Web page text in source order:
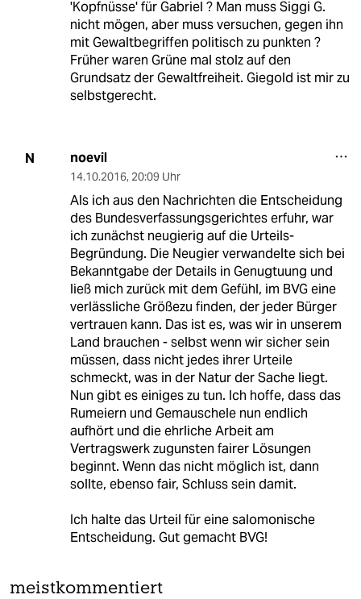
'Kopfnüsse' für Gabriel ? Man muss Siggi G.
nicht mögen, aber muss versuchen, gegen ihn
mit Gewaltbegriffen politisch zu punkten ?
Früher waren Grüne mal stolz auf den
Grundsatz der Gewaltfreiheit. Giegold ist mir zu
selbstgerecht.
N noevil
14.10.2016, 20:09 Uhr
Als ich aus den Nachrichten die Entscheidung
des Bundesverfassungsgerichtes erfuhr, war
ich zunächst neugierig auf die Urteils-
Begründung. Die Neugier verwandelte sich bei
Bekanntgabe der Details in Genugtuung und
ließ mich zurück mit dem Gefühl, im BVG eine
verlässliche Größezu finden, der jeder Bürger
vertrauen kann. Das ist es, was wir in unserem
Land brauchen - selbst wenn wir sicher sein
müssen, dass nicht jedes ihrer Urteile
schmeckt, was in der Natur der Sache liegt.
Nun gibt es einiges zu tun. Ich hoffe, dass das
Rumeiern und Gemauschele nun endlich
aufhört und die ehrliche Arbeit am
Vertragswerk zugunsten fairer Lösungen
beginnt. Wenn das nicht möglich ist, dann
sollte, ebenso fair, Schluss sein damit.
Ich halte das Urteil für eine salomonische
Entscheidung. Gut gemacht BVG!
meistkommentiert